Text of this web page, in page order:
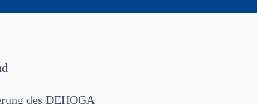
des DEHOGA